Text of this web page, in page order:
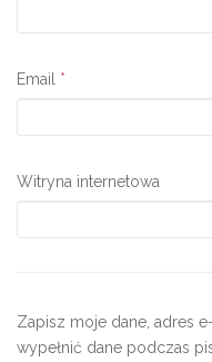
Email *
Witryna internetowa
Zapisz moje dane, adres
wypełnić dane podczas